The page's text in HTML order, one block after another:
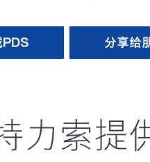
PDS 分享给
力索提